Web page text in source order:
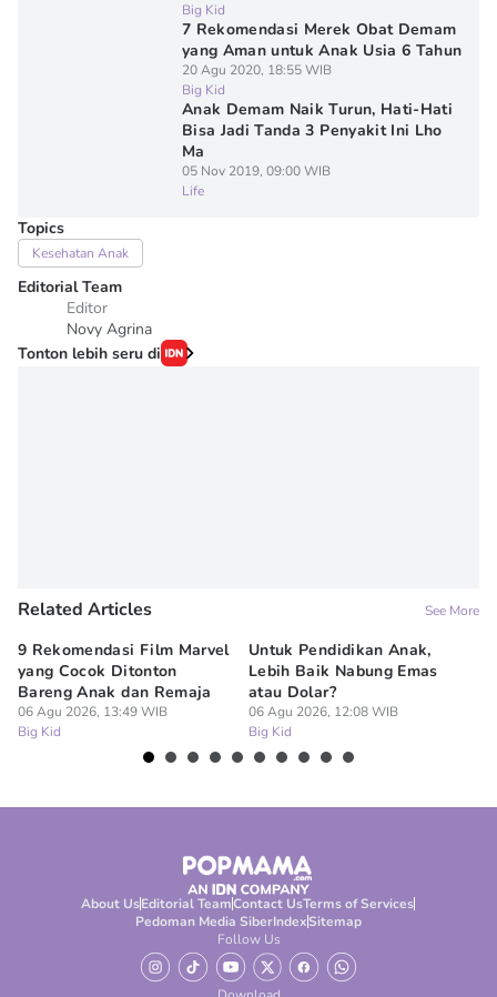
Big Kid
7 Rekomendasi Merek Obat Demam
yang Aman untuk Anak Usia 6 Tahun
20 Agu 2020, 18:55 WIB
Big Kid
Anak Demam Naik Turun, Hati-Hati
Bisa Jadi Tanda 3 Penyakit Ini Lho
Ma
05 Nov 2019, 09:00 WIB
Life
Topics
Kesehatan Anak
Editorial Team
Editor
Novy Agrina
Tonton lebih seru di
Related Articles See More
9 Rekomendasi Film Marvel
yang Cocok Ditonton
Bareng Anak dan Remaja
06 Agu 2026, 13:49 WIB
Big Kid
Untuk Pendidikan Anak,
Lebih Baik Nabung Emas
atau Dolar?
06 Agu 2026, 12:08 WIB
Big Kid
About UsEditorial TeamContact UsTerms of Services
Pedoman Media SiberIndexSitemap
Follow Us